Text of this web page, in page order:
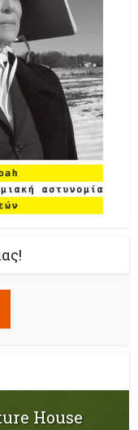
House